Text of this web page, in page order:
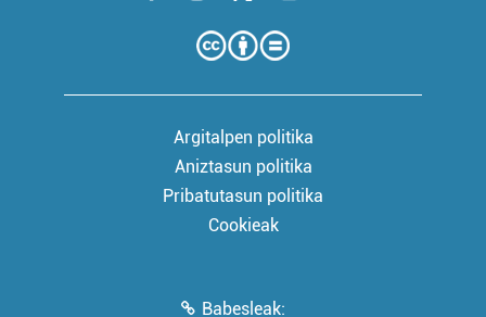
Argitalpen politika
Aniztasun politika
Pribatutasun politika
Cookieak
Babesleak: